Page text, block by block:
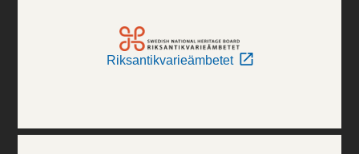
Riksantikvarieämbetet